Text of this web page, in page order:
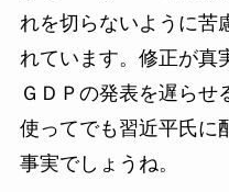
れを切らないように苦
れています。修正が真
ＧＤＰの発表を遅らせ
使ってでも習近平氏に
事実でしょうね。